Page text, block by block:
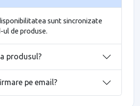
sunt sincronizate
ul de produse.
produsul?
pe email?